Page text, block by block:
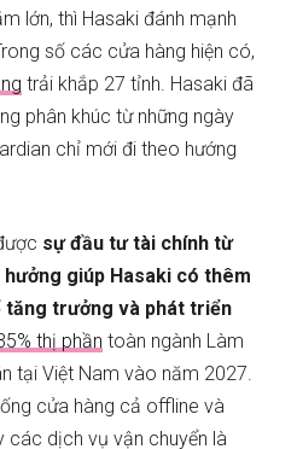
lớn, thì Hasaki đánh mạnh
số các cửa hàng hiện có,
trải khắp 27 tỉnh. Hasaki đã
phân khúc từ những ngày
chỉ mới đi theo hướng
sự đầu tư tài chính từ
giúp Hasaki có thêm
tăng trưởng và phát triển
thị phần toàn ngành Làm
tại Việt Nam vào năm 2027.
cửa hàng cả offline và
các dịch vụ vận chuyển là